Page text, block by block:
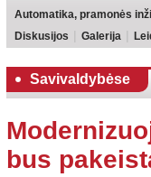
Automatika, pramonės
Diskusijos
Galerija
Savivaldybėse
bus